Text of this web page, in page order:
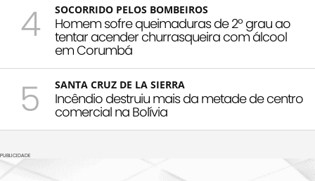
4 SOCORRIDO PELOS BOMBEIROS
Homem sofre queimaduras de 2º grau ao
tentar acender churrasqueira com álcool
em Corumbá
5 SANTA CRUZ DE LA SIERRA
Incêndio destruiu mais da metade de centro
comercial na Bolívia
PUBLICIDADE